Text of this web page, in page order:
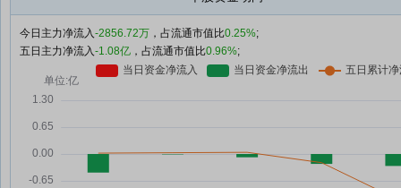
今日主力净流入-2856.72万 ，占流通市值比0.25%;
五日主力净流入-1.08亿 ，占流通市值比0.96%;